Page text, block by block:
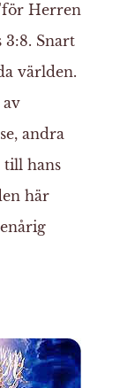
Herren
3:8. Snart
världen.
andra
hans
här